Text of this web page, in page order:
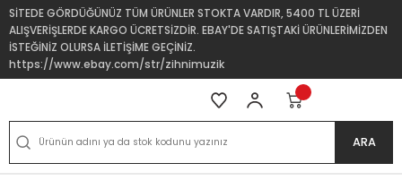
SİTEDE GÖRDÜĞÜNÜZ TÜM ÜRÜNLER STOKTA VARDIR, 5400 TL ÜZERİ
ALIŞVERİŞLERDE KARGO ÜCRETSİZDİR. EBAY'DE SATIŞTAKİ ÜRÜNLERİMİZDEN
İSTEĞİNİZ OLURSA İLETİŞİME GEÇİNİZ.
https://www.ebay.com/str/zihnimuzik
ARA